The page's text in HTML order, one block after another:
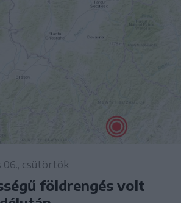
06., csütörtök
földrengés volt